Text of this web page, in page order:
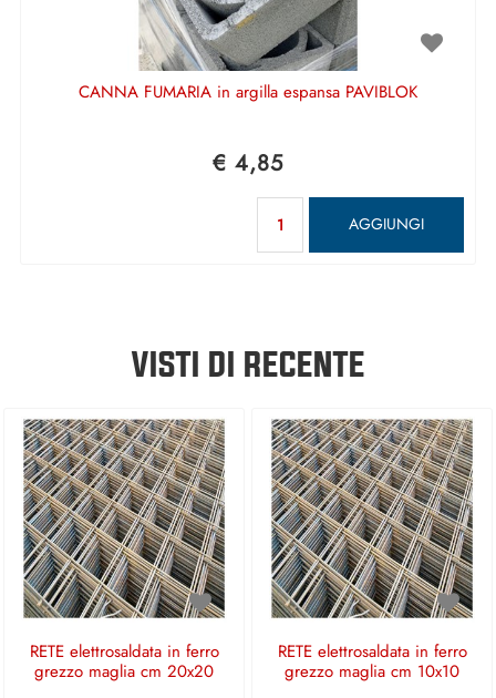
CANNA FUMARIA in argilla espansa PAVIBLOK
€ 4,85
AGGIUNGI
VISTI DI RECENTE
RETE elettrosaldata in ferro
grezzo maglia cm 20x20
RETE elettrosaldata in ferro
grezzo maglia cm 10x10